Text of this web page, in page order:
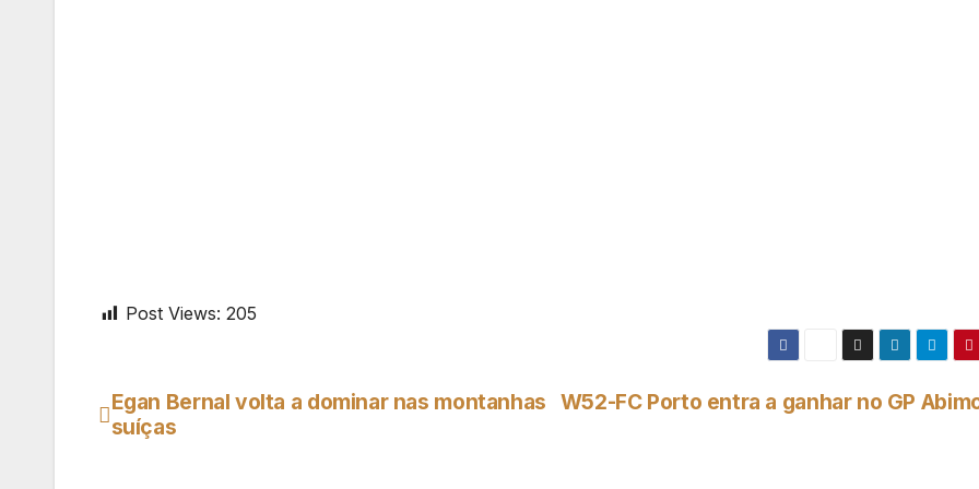
Post Views: 205
Navegação
W52-FC Porto entra a ganhar no GP
Egan Bernal volta a dominar nas montanhas
suíças